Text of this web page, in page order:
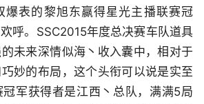
爆表的黎旭东赢得星光主播联赛冠
呼。SSC2015年度总决赛车队道具
未来深情似海丶收入囊中，相对于
妙的布局，这个头衔可以说是实至
军获得者是江西丶总队，满满5局